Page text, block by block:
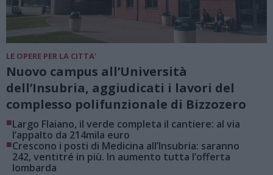
LE OPERE PER LA CITTA'
Nuovo campus all’Università
dell’Insubria, aggiudicati i lavori del
complesso polifunzionale di Bizzozero
■Largo Flaiano, il verde completa il cantiere: al via
l’appalto da 214mila euro
■Crescono i posti di Medicina all’Insubria: saranno
242, ventitré in più. In aumento tutta l’offerta
lombarda